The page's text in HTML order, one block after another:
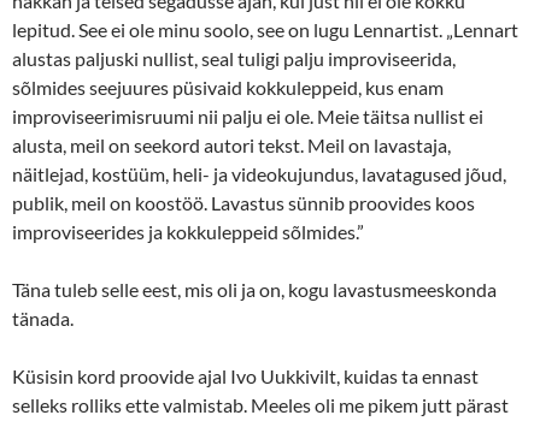
lepitud. See ei ole minu soolo, see on lugu Lennartist. „Lennart
alustas paljuski nullist, seal tuligi palju improviseerida,
sõlmides seejuures püsivaid kokkuleppeid, kus enam
improviseerimisruumi nii palju ei ole. Meie täitsa nullist ei
alusta, meil on seekord autori tekst. Meil on lavastaja,
näitlejad, kostüüm, heli- ja videokujundus, lavatagused jõud,
publik, meil on koostöö. Lavastus sünnib proovides koos
improviseerides ja kokkuleppeid sõlmides.”
Täna tuleb selle eest, mis oli ja on, kogu lavastusmeeskonda
tänada.
Küsisin kord proovide ajal Ivo Uukkivilt, kuidas ta ennast
selleks rolliks ette valmistab. Meeles oli me pikem jutt pärast